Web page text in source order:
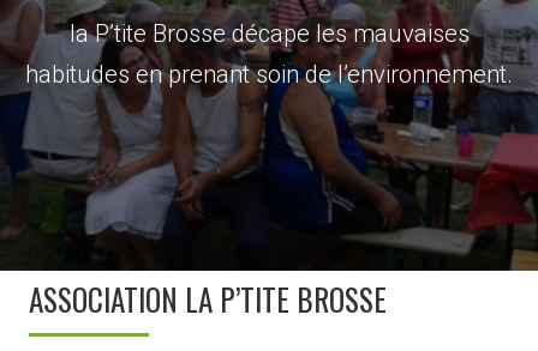
la P’tite Brosse décape les mauvaises
habitudes en prenant soin de l’environnement.
ASSOCIATION LA P’TITE BROSSE